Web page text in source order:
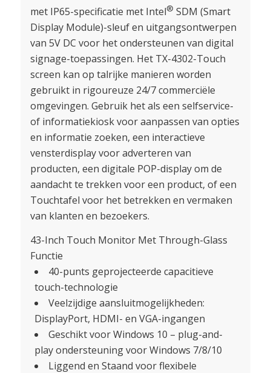
met IP65-specificatie met Intel® SDM (Smart
Display Module)-sleuf en uitgangsontwerpen
van 5V DC voor het ondersteunen van digital
signage-toepassingen. Het TX-4302-Touch
screen kan op talrijke manieren worden
gebruikt in rigoureuze 24/7 commerciële
omgevingen. Gebruik het als een selfservice-
of informatiekiosk voor aanpassen van opties
en informatie zoeken, een interactieve
vensterdisplay voor adverteren van
producten, een digitale POP-display om de
aandacht te trekken voor een product, of een
Touchtafel voor het betrekken en vermaken
van klanten en bezoekers.
43-Inch Touch Monitor Met Through-Glass
Functie
40-punts geprojecteerde capacitieve
touch-technologie
Veelzijdige aansluitmogelijkheden:
DisplayPort, HDMI- en VGA-ingangen
Geschikt voor Windows 10 – plug-and-
play ondersteuning voor Windows 7/8/10
Liggend en Staand voor flexibele